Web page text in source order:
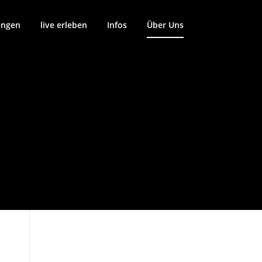
live erleben Infos Über Uns